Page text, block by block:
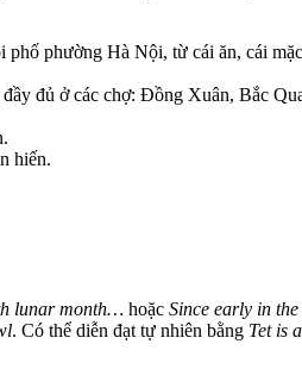
phường Hà Nội, từ cái ăn, cái
đủ ở các chợ: Đồng Xuân, Bắc
hiến.
lunar month… hoặc Since early in
. Có thể diễn đạt tự nhiên bằng Tet is